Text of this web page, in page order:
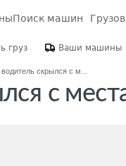
Поиск машин
груз Ваши машины
водитель скрылся с м...
с